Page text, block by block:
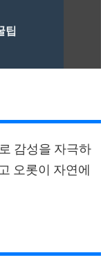
팁
감성을 자극하
오롯이 자연에